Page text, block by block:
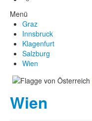
Menü
Graz
Innsbruck
Klagenfurt
Salzburg
Wien
Wien